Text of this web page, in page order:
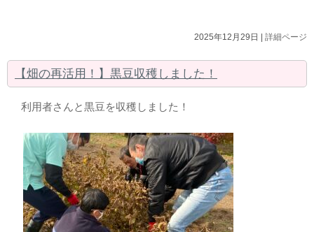
2025年12月29日 | 詳細ページ
【畑の再活用！】黒豆収穫しました！
利用者さんと黒豆を収穫しました！